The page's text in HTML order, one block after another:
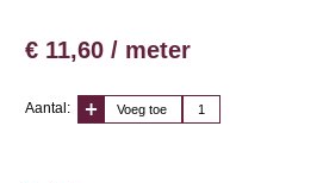
€ 11,60 / meter
Aantal: Voeg toe